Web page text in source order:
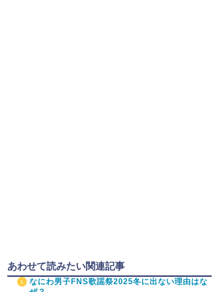
あわせて読みたい関連記事
なにわ男子FNS歌謡祭2025冬に出ない理由はな